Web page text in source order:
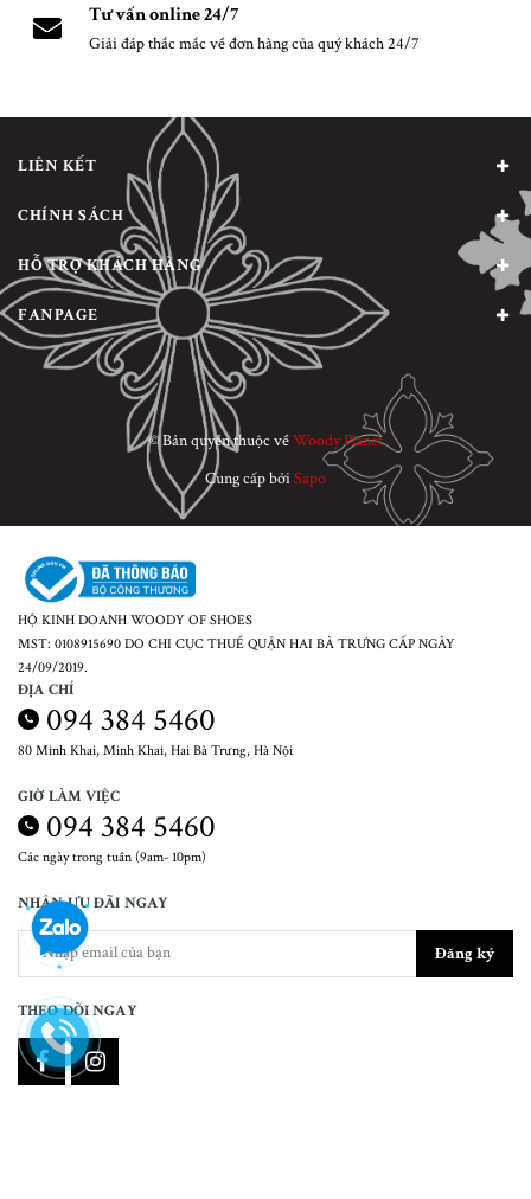
Tư vấn online 24/7
Giải đáp thắc mắc về đơn hàng của quý khách 24/7
LIÊN KẾT
CHÍNH SÁCH
HỖ TRỢ KHÁCH HÀNG
FANPAGE
© Bản quyền thuộc vềWoody Planet
Cung cấp bởiSapo
HỘ KINH DOANH WOODY OF SHOES
MST: 0108915690 DO CHI CỤC THUẾ QUẬN HAI BÀ TRƯNG CẤP NGÀY
24/09/2019.
ĐỊA CHỈ
094 384 5460
80 Minh Khai, Minh Khai, Hai Bà Trưng, Hà Nội
GIỜ LÀM VIỆC
094 384 5460
Các ngày trong tuần (9am- 10pm)
NHẬN ƯU ĐÃI NGAY
Đăng ký
THEO DÕI NGAY